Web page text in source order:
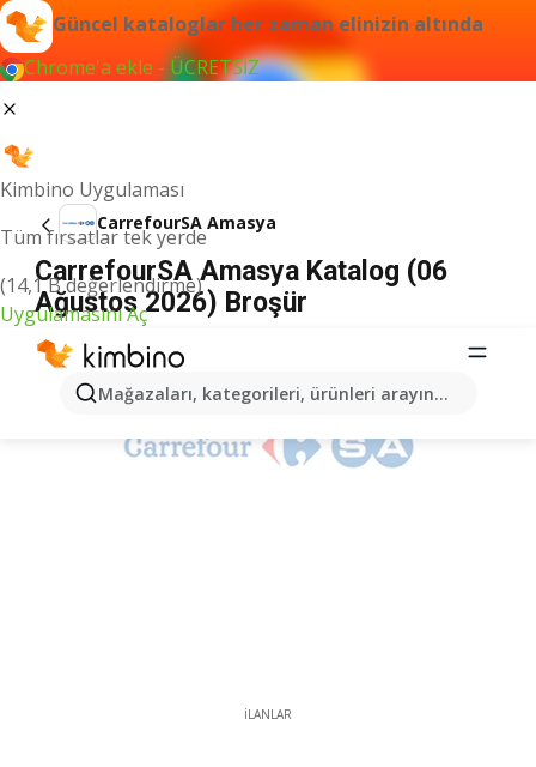
Güncel kataloglar her zaman elinizin altında
Chrome'a ekle - ÜCRETSİZ
Kimbino Uygulaması
Tüm fırsatlar tek yerde
(14,1 B değerlendirme)
Uygulamasını Aç
Mağazaları, kategorileri, ürünleri arayın...
CarrefourSA Amasya
CarrefourSA Amasya Katalog (06
Ağustos 2026) Broşür
İLANLAR